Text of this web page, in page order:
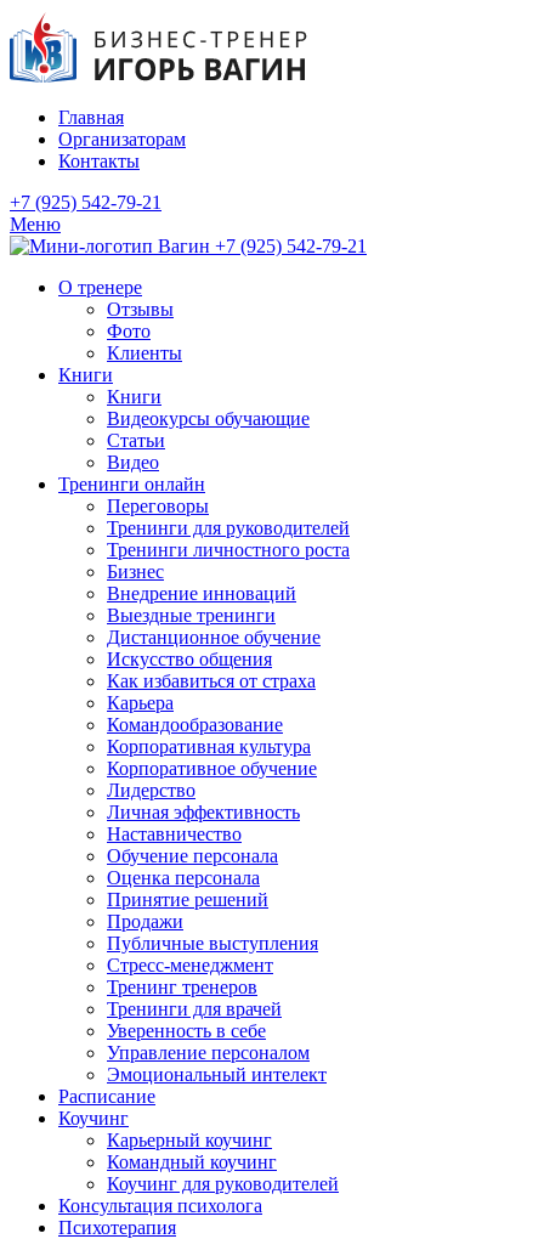
Главная
Организаторам
Контакты
+7 (925) 542-79-21
Меню
+7 (925) 542-79-21
О тренере
Отзывы
Фото
Клиенты
Книги
Книги
Видеокурсы обучающие
Статьи
Видео
Тренинги онлайн
Переговоры
Тренинги для руководителей
Тренинги личностного роста
Бизнес
Внедрение инноваций
Выездные тренинги
Дистанционное обучение
Искусство общения
Как избавиться от страха
Карьера
Командообразование
Корпоративная культура
Корпоративное обучение
Лидерство
Личная эффективность
Наставничество
Обучение персонала
Оценка персонала
Принятие решений
Продажи
Публичные выступления
Стресс-менеджмент
Тренинг тренеров
Тренинги для врачей
Уверенность в себе
Управление персоналом
Эмоциональный интелект
Расписание
Коучинг
Карьерный коучинг
Командный коучинг
Коучинг для руководителей
Консультация психолога
Психотерапия